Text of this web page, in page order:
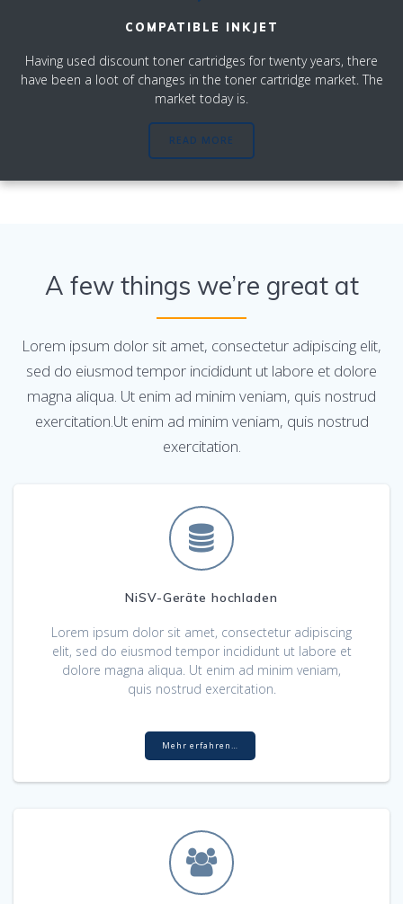
COMPATIBLE INKJET
Having used discount toner cartridges for twenty years, there
have been a loot of changes in the toner cartridge market. The
market today is.
READ MORE
A few things we’re great at
Lorem ipsum dolor sit amet, consectetur adipiscing elit,
sed do eiusmod tempor incididunt ut labore et dolore
magna aliqua. Ut enim ad minim veniam, quis nostrud
exercitation.Ut enim ad minim veniam, quis nostrud
exercitation.
NiSV-Geräte hochladen
Lorem ipsum dolor sit amet, consectetur adipiscing
elit, sed do eiusmod tempor incididunt ut labore et
dolore magna aliqua. Ut enim ad minim veniam,
quis nostrud exercitation.
Mehr erfahren…